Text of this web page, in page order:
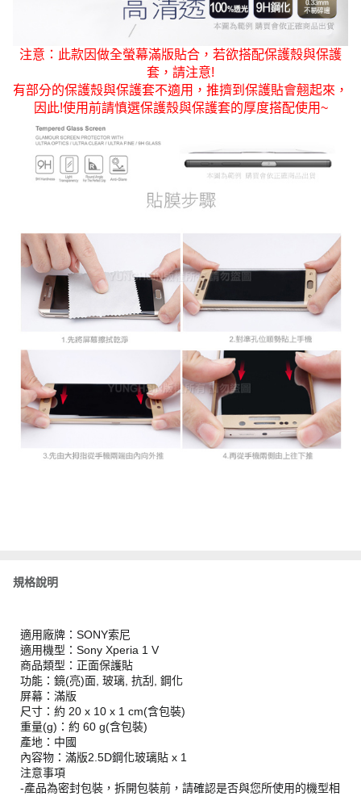
注意：此款因做全螢幕滿版貼合，若欲搭配保護殼與保護
套，請注意!
有部分的保護殼與保護套不適用，推擠到保護貼會翹起來，
因此!使用前請慎選保護殼與保護套的厚度搭配使用~
規格說明
適用廠牌：SONY索尼
適用機型：Sony Xperia 1 V
商品類型：正面保護貼
功能：鏡(亮)面, 玻璃, 抗刮, 鋼化
屏幕：滿版
尺寸：約 20 x 10 x 1 cm(含包裝)
重量(g)：約 60 g(含包裝)
產地：中國
內容物：滿版2.5D鋼化玻璃貼 x 1
注意事項
-產品為密封包裝，拆開包裝前，請確認是否與您所使用的機型相